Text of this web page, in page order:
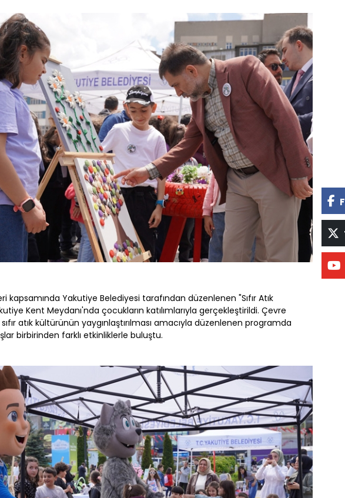
kapsamında Yakutiye Belediyesi tarafından düzenlenen "Sıfır Atık
Kent Meydanı'nda çocukların katılımlarıyla gerçekleştirildi. Çevre
atık kültürünün yaygınlaştırılması amacıyla düzenlenen programda
birbirinden farklı etkinliklerle buluştu.